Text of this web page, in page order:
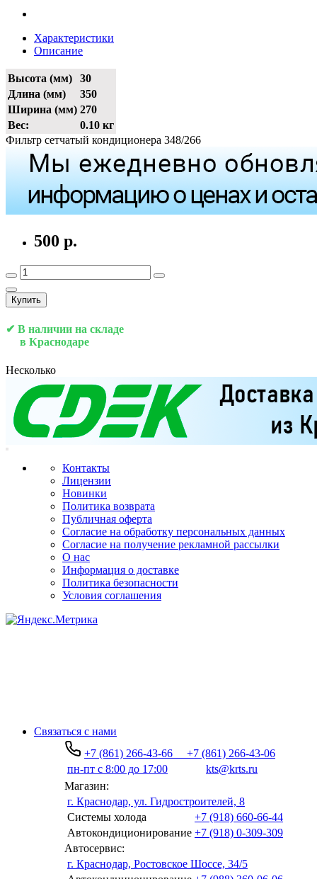
Характеристики
Описание
Высота (мм)
30
Длина (мм)
350
Ширина (мм) 270
Вес:
0.10 кг
Фильтр сетчатый кондиционера 348/266
500 р.
Купить
✔ В наличии на складе
в Краснодаре
Несколько
Контакты
Лицензии
Новинки
Политика возврата
Публичная оферта
Согласие на обработку персональных данных
Согласие на получение рекламной рассылки
О нас
Информация о доставке
Политика безопасности
Условия соглашения
Связаться с нами
+7 (861) 266-43-66
+7 (861) 266-43-06
пн-пт с 8:00 до 17:00
kts@krts.ru
Магазин:
г. Краснодар, ул. Гидростроителей, 8
Системы холода
+7 (918) 660-66-44
Автокондиционирование +7 (918) 0-309-309
Автосервис:
г. Краснодар, Ростовское Шоссе, 34/5